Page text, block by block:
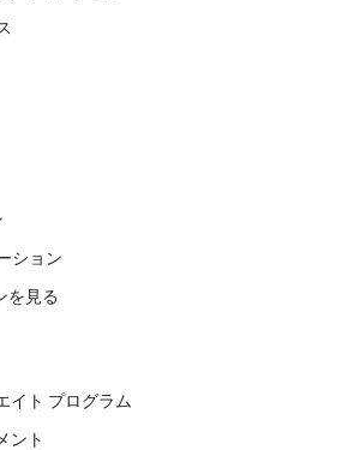
ション
を見る
イト プログラム
ント